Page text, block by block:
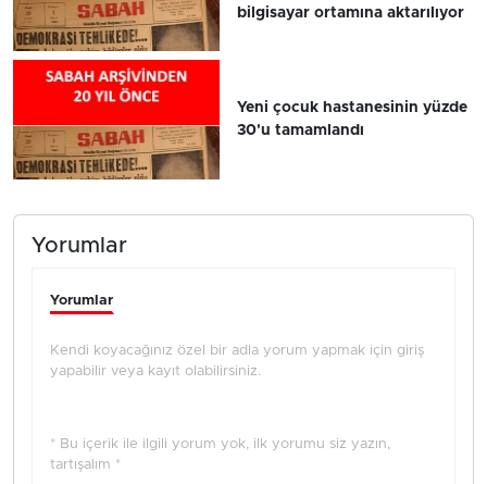
bilgisayar ortamına aktarılıyor
Yeni çocuk hastanesinin yüzde
30'u tamamlandı
Yorumlar
Yorumlar
Kendi koyacağınız özel bir adla yorum yapmak için giriş
yapabilir veya kayıt olabilirsiniz.
* Bu içerik ile ilgili yorum yok, ilk yorumu siz yazın,
tartışalım *